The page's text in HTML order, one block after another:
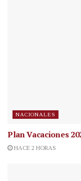
NACIONALES
Plan Vacaciones
HACE 2 HORAS